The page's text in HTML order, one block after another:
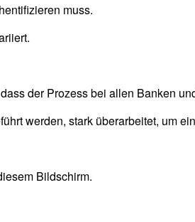
muss.
der Prozess bei allen Banken
werden, stark überarbeitet, um
Bildschirm.